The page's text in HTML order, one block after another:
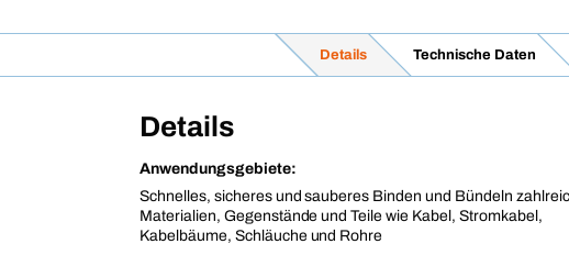
Details Technische Daten
Details
Anwendungsgebiete:
Schnelles, sicheres und sauberes Binden und Bündeln
Materialien, Gegenstände und Teile wie Kabel, Stromkabel,
Kabelbäume, Schläuche und Rohre